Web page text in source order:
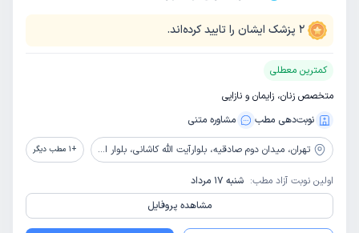
2 پزشک ایشان را تایید کرده‌اند.
کمترین معطلی
متخصص زنان، زایمان و نازایی
نوبت‌دهی مطب
مشاوره‌ متنی
تهران، میدان دوم صادقیه، بلوارآیت الله کاشانی، بلوار اباذر، بیمارستان تخصصی و فوق تخصصی پیامبران +
1 مطب دیگر
اولین نوبت آزاد مطب: شنبه 17 مرداد
مشاهده پروفایل